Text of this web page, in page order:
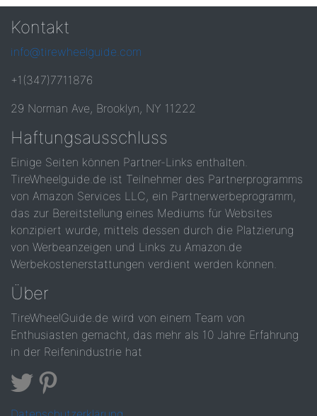
Kontakt
info@tirewheelguide.com
+1(347)7711876
29 Norman Ave, Brooklyn, NY 11222
Haftungsausschluss
Einige Seiten können Partner-Links enthalten.
TireWheelguide.de ist Teilnehmer des Partnerprogramms
von Amazon Services LLC, ein Partnerwerbeprogramm,
das zur Bereitstellung eines Mediums für Websites
konzipiert wurde, mittels dessen durch die Platzierung
von Werbeanzeigen und Links zu Amazon.de
Werbekostenerstattungen verdient werden können.
Über
TireWheelGuide.de wird von einem Team von
Enthusiasten gemacht, das mehr als 10 Jahre Erfahrung
in der Reifenindustrie hat